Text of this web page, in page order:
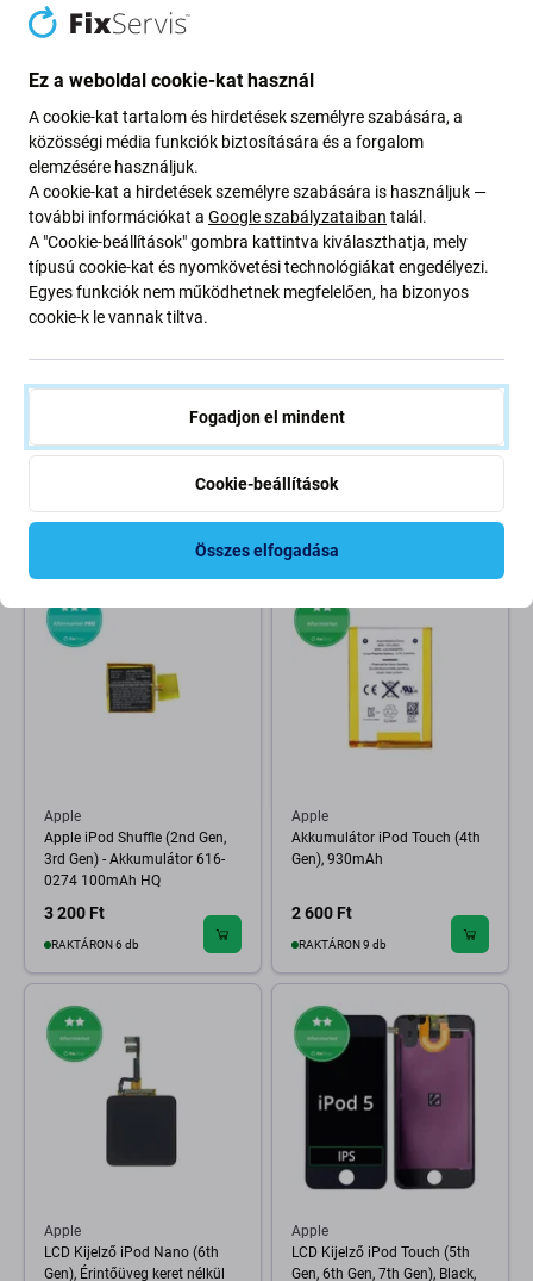
Apple iPod Nano (4th Gen) -
Akkumulátor 616-0405
2 800 Ft
RAKTÁRON 3 db
10 010 Ft
RAKTÁRON 6 db
Akkumulátor iPod Nano (6th
Gen), 105mAh
Apple iPod Shuffle (4th Gen,
5th Gen) - Akkumulátor 616-
Apple
Apple iPod Shuffle (2nd Gen,
3rd Gen) - Akkumulátor 616-
0274 100mAh HQ
3 200 Ft
RAKTÁRON 6 db
Apple
Akkumulátor iPod Touch (4th
Gen), 930mAh
2 600 Ft
RAKTÁRON 9 db
Apple
LCD Kijelző iPod Nano (6th
Gen), Érintőüveg keret nélkül
Apple
LCD Kijelző iPod Touch (5th
Gen, 6th Gen, 7th Gen), Black,
Ez a weboldal cookie-kat használ
A cookie-kat tartalom és hirdetések személyre szabására, a
közösségi média funkciók biztosítására és a forgalom
elemzésére használjuk.
A cookie-kat a hirdetések személyre szabására is használjuk —
további információkat a Google szabályzataiban talál.
A "Cookie-beállítások" gombra kattintva kiválaszthatja, mely
típusú cookie-kat és nyomkövetési technológiákat engedélyezi.
Egyes funkciók nem működhetnek megfelelően, ha bizonyos
cookie-k le vannak tiltva.
Fogadjon el mindent
Cookie-beállítások
Összes elfogadása